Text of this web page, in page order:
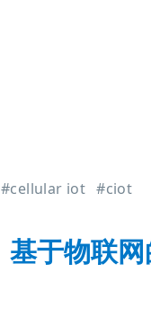
#cellular iot #ciot
基于物联